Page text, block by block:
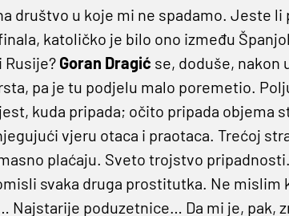
društvo u koje mi ne spadamo. Jeste
katoličko je bilo ono između
Rusije? Goran Dragić se, doduše, nakon
pa je tu podjelu malo poremetio.
kuda pripada; očito pripada objema
vjeru otaca i praotaca. Trećoj
plaćaju. Sveto trojstvo
svaka druga prostitutka. Ne mislim
Najstarije poduzetnice… Da mi je, pak,